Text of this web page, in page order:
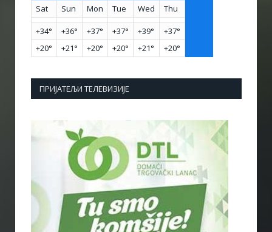
Sat
Sun Mon Tue Wed Thu
+34° +36° +37° +37° +39° +37°
+20° +21° +20° +20° +21° +20°
ПРИЈАТЕЉИ ТЕЛЕВИЗИЈЕ